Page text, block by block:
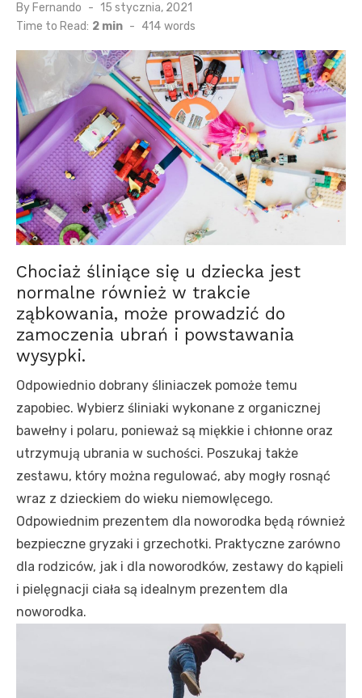
By Fernando
Posted
on
15 stycznia, 2021
Time to Read: 2 min - 414 words
Chociaż śliniące się u dziecka jest
normalne również w trakcie
ząbkowania, może prowadzić do
zamoczenia ubrań i powstawania
wysypki.
Odpowiednio dobrany śliniaczek pomoże temu
zapobiec. Wybierz śliniaki wykonane z organicznej
bawełny i polaru, ponieważ są miękkie i chłonne oraz
utrzymują ubrania w suchości. Poszukaj także
zestawu, który można regulować, aby mogły rosnąć
wraz z dzieckiem do wieku niemowlęcego.
Odpowiednim prezentem dla noworodka będą również
bezpieczne gryzaki i grzechotki. Praktyczne zarówno
dla rodziców, jak i dla noworodków, zestawy do kąpieli
i pielęgnacji ciała są idealnym prezentem dla
noworodka.